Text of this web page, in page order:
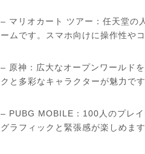
– マリオカート ツアー：任天堂の
ームです。スマホ向けに操作性や
– 原神：広大なオープンワールド
クと多彩なキャラクターが魅力です
– PUBG MOBILE：100人のプレ
グラフィックと緊張感が楽しめます